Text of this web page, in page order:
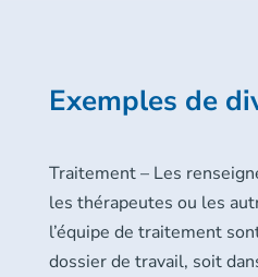
Exemples de
Traitement – Les
les thérapeutes ou les
l’équipe de traitement
dossier de travail, soit